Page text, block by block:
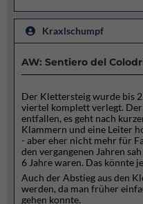
Kraxlschumpf
AW: Sentiero del
Der Klettersteig wurde bis
viertel komplett verlegt.
entfallen, es geht nach
Klammern und eine Leiter
- aber eher nicht mehr für
den vergangenen Jahren
6 Jahre waren. Das könnte
Auch der Abstieg aus den
werden, da man früher
gehen konnte.